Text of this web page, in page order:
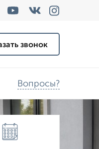
звонок
Вопросы?